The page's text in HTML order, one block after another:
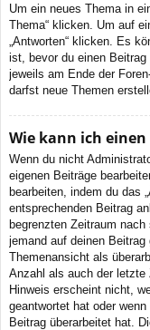
Um ein neues Thema in
Thema“ klicken. Um auf
„Antworten“ klicken. Es
ist, bevor du einen
jeweils am Ende der
darfst neue Themen
Wie kann ich
Wenn du nicht
eigenen Beiträge
bearbeiten, indem du das
entsprechenden Beitrag
begrenzten Zeitraum
jemand auf deinen
Themenansicht als
Anzahl als auch der letzte
Hinweis erscheint nicht,
geantwortet hat oder
Beitrag überarbeitet hat.